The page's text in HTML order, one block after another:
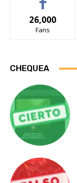
26,000
Fans
CHEQUEA